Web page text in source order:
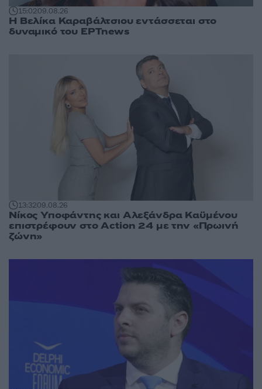
15:0209.08.26
Η Βελίκα Καραβάλτσιου εντάσσεται στο
δυναμικό του ΕΡΤnews
13:3209.08.26
Νίκος Υποφάντης και Αλεξάνδρα Καϋμένου
επιστρέφουν στο Action 24 με την «Πρωινή
ζώνη»